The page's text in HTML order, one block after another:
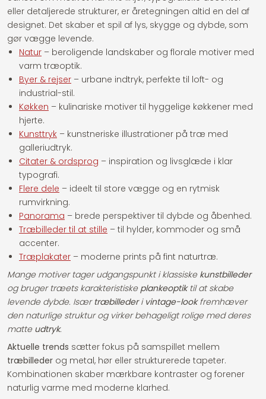
eller detaljerede strukturer, er åretegningen altid en del af
designet. Det skaber et spil af lys, skygge og dybde, som
gør vægge levende.
Natur – beroligende landskaber og florale motiver med
varm træoptik.
Byer & rejser – urbane indtryk, perfekte til loft- og
industrial-stil.
Køkken – kulinariske motiver til hyggelige køkkener med
hjerte.
Kunsttryk – kunstneriske illustrationer på træ med
galleriudtryk.
Citater & ordsprog – inspiration og livsglæde i klar
typografi.
Flere dele – ideelt til store vægge og en rytmisk
rumvirkning.
Panorama – brede perspektiver til dybde og åbenhed.
Træbilleder til at stille – til hylder, kommoder og små
accenter.
Træplakater – moderne prints på fint naturtræ.
Mange motiver tager udgangspunkt i klassiske kunstbilleder
og bruger træets karakteristiske plankeoptiktil at skabe
levende dybde. Isærtræbillederi vintage-lookfremhæver
den naturlige struktur og virker behageligt rolige med deres
matte udtryk.
Aktuelle trends sætter fokus på samspillet mellem
træbilleder og metal, hør eller strukturerede tapeter.
Kombinationen skaber mærkbare kontraster og forener
naturlig varme med moderne klarhed.